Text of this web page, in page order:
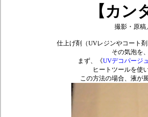
【カン
撮影・原稿
仕上げ剤（UVレジンやコート
その気泡を
まず、《UVデコパージ
ヒートツールを使
この方法の場合、液が